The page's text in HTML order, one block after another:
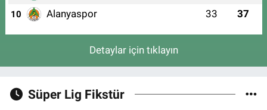
10 Alanyaspor 33 37
Detaylar için tıklayın
Süper Lig Fikstür